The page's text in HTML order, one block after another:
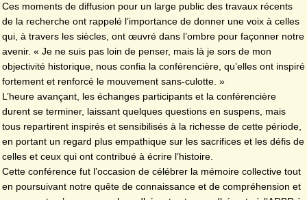
Ces moments de diffusion pour un large public des travaux récents
de la recherche ont rappelé l’importance de donner une voix à celles
qui, à travers les siècles, ont œuvré dans l’ombre pour façonner notre
avenir. « Je ne suis pas loin de penser, mais là je sors de mon
objectivité historique, nous confia la conférencière, qu’elles ont inspiré
fortement et renforcé le mouvement sans-culotte. »
L’heure avançant, les échanges participants et la conférencière
durent se terminer, laissant quelques questions en suspens, mais
tous repartirent inspirés et sensibilisés à la richesse de cette période,
en portant un regard plus empathique sur les sacrifices et les défis de
celles et ceux qui ont contribué à écrire l’histoire.
Cette conférence fut l’occasion de célébrer la mémoire collective tout
en poursuivant notre quête de connaissance et de compréhension et